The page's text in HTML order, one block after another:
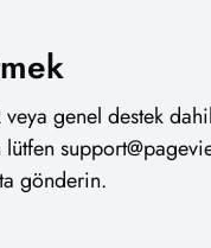
genel destek
lütfen
gönderin.